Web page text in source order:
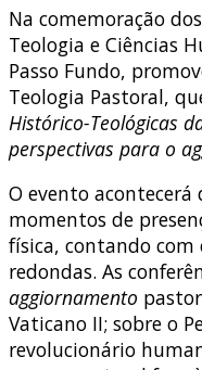
Na comemoração
Teologia e Ciências
Passo Fundo,
Teologia Pastoral,
Histórico-Teológicas
perspectivas para o
O evento
momentos de
física, contando com
redondas. As
aggiornamento
Vaticano II; sobre o
revolucionário